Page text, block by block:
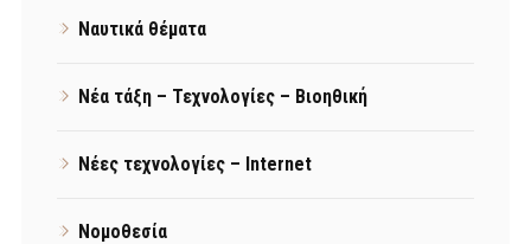
Ναυτικά θέματα
Νέα τάξη – Τεχνολογίες – Βιοηθική
Νέες τεχνολογίες – Internet
Νομοθεσία